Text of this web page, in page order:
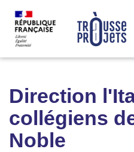
Direction
collégiens
Noble